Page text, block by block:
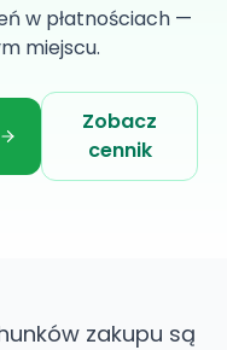
w płatnościach —
miejscu.
Zobacz
cennik
zakupu są